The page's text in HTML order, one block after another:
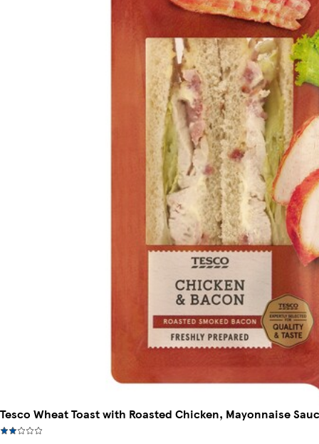
Tesco Wheat Toast with Roasted Chicken, Mayonnaise